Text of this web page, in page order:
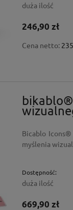
duża ilość
246,90 zł
Cena netto:
Bicablo
myślenia
Dostępność:
duża ilość
669,90 zł